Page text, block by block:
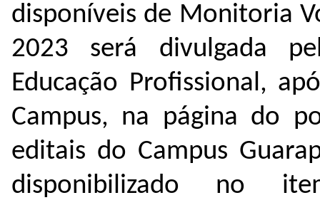
disponíveis de Monitoria
2023 será divulgada
Educação Profissional,
Campus, na página do
editais do Campus
disponibilizado no